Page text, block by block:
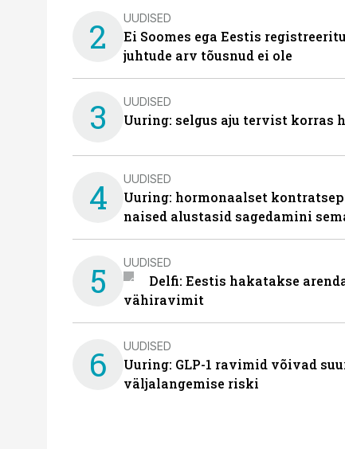
2 UUDISED
Ei Soomes ega Eestis
juhtude arv tõusnud ei ole
3 UUDISED
Uuring: selgus aju tervist korras
4 UUDISED
Uuring: hormonaalset
naised alustasid sagedamini
5 UUDISED
Delfi: Eestis hakatakse
vähiravimit
6 UUDISED
Uuring: GLP-1 ravimid võivad
väljalangemise riski